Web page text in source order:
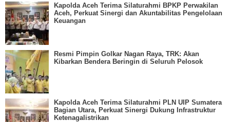
Kapolda Aceh Terima Silaturahmi BPKP Perwakilan
Aceh, Perkuat Sinergi dan Akuntabilitas Pengelolaan
Keuangan
Resmi Pimpin Golkar Nagan Raya, TRK: Akan
Kibarkan Bendera Beringin di Seluruh Pelosok
Kapolda Aceh Terima Silaturahmi PLN UIP Sumatera
Bagian Utara, Perkuat Sinergi Dukung Infrastruktur
Ketenagalistrikan